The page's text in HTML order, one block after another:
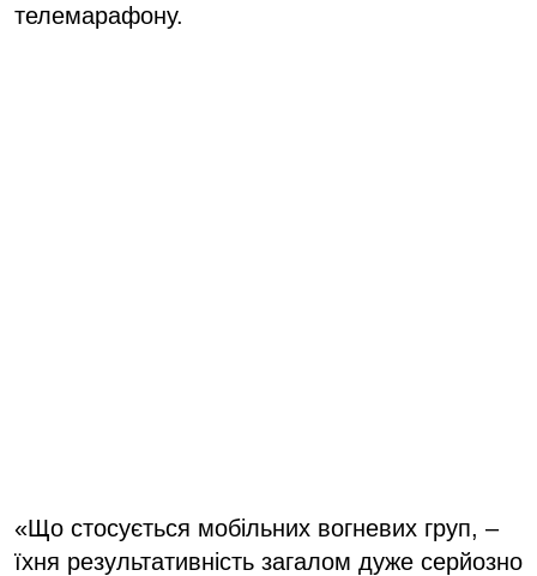
телемарафону.
«Що стосується мобільних вогневих груп, –
їхня результативність загалом дуже серйозно